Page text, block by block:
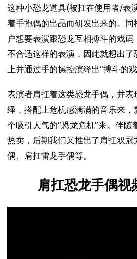
这种小恐龙道具(被扛在使用者/表
着手抱偶的出品而研发出来的。同
户想要表演跟恐龙互相搏斗的戏
不合适这样的表演，因此就想出了
上并通过手的操控演绎出“搏斗的戏
表演者肩扛着这类恐龙手偶，并表
绎，搭配上危机感满满的音乐来，
个吸引人气的“恐龙危机”来。伴随
热卖，后期我们又推出了肩扛双
偶、肩扛雷龙手偶等。
肩扛恐龙手偶视